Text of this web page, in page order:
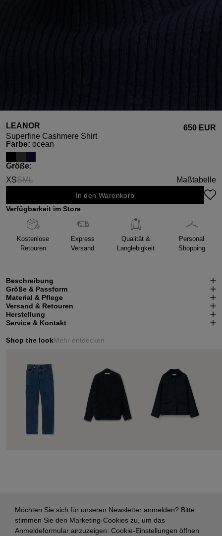
LEANOR
Superfine Cashmere Shirt
650 EUR
Farbeauswählen
: ocean
Größeauswählen
:
XSS
(Diese Option ist zurzeit nicht verfügbar.)
M
(Diese Option ist zurzeit nicht verfügbar.)
L
(Diese Option ist zurzeit nicht verfügbar.)
Maßtabelle
In den Warenkorb
Verfügbarkeit im Store
Kostenlose
Retouren
Express
Versand
Qualität &
Langlebigkeit
Personal
Shopping
Beschreibung
Größe & Passform
Material & Pflege
Versand & Retouren
Herstellung
Service & Kontakt
Shop the lookMehr entdecken
Möchten Sie sich für unseren Newsletter anmelden? Bitte
stimmen Sie den Marketing-Cookies zu, um das
Anmeldeformular anzuzeigen: Cookie-Einstellungen öffnen